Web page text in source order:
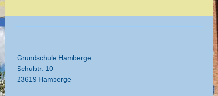
Grundschule Hamberge
Schulstr. 10
23619 Hamberge